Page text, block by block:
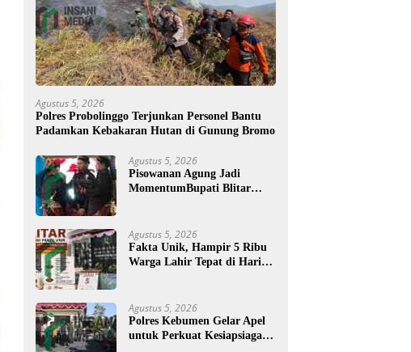
Agustus 5, 2026
Polres Probolinggo Terjunkan Personel Bantu
Padamkan Kebakaran Hutan di Gunung Bromo
Agustus 5, 2026
Pisowanan Agung Jadi
MomentumBupati Blitar
Kesejahteraan Warga
Agustus 5, 2026
Fakta Unik, Hampir 5 Ribu
Warga Lahir Tepat di Hari
Agustus 5, 2026
Polres Kebumen Gelar Apel
untuk Perkuat Kesiapsiagaan